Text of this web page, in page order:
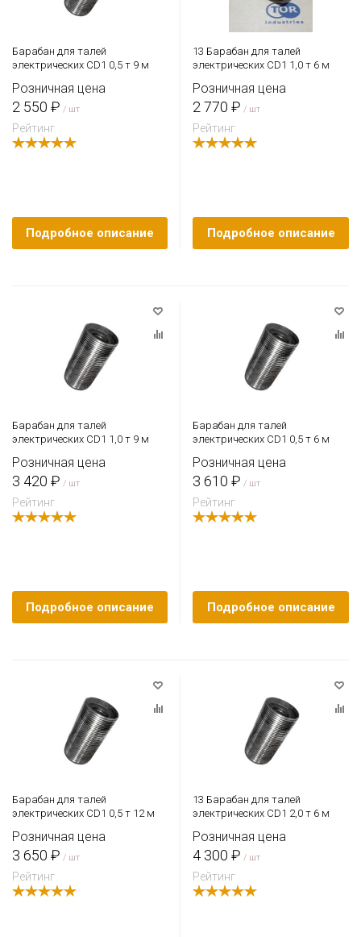
Барабан для талей
электрических CD1 0,5 т 9 м
Розничная цена
2 550 ₽ / шт
Рейтинг
Подробное описание
13 Барабан для талей
электрических CD1 1,0 т 6 м
Розничная цена
2 770 ₽ / шт
Рейтинг
Подробное описание
Барабан для талей
электрических CD1 1,0 т 9 м
Розничная цена
3 420 ₽ / шт
Рейтинг
Подробное описание
Барабан для талей
электрических CD1 0,5 т 6 м
Розничная цена
3 610 ₽ / шт
Рейтинг
Подробное описание
Барабан для талей
электрических CD1 0,5 т 12 м
Розничная цена
3 650 ₽ / шт
Рейтинг
13 Барабан для талей
электрических CD1 2,0 т 6 м
Розничная цена
4 300 ₽ / шт
Рейтинг